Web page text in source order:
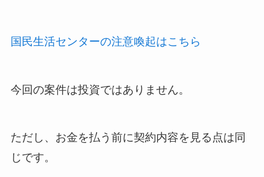
国民生活センターの注意喚起はこちら
今回の案件は投資ではありません。
ただし、お金を払う前に契約内容を見る点は同
じです。